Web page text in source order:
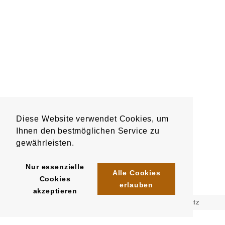
Diese Website verwendet Cookies, um
Ihnen den bestmöglichen Service zu
gewährleisten.
Nur essenzielle
Cookies
akzeptieren
Alle Cookies
erlauben
Datenschutz